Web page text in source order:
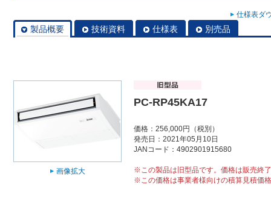
仕様表ダ
製品概要 技術資料 仕様表 別売品
画像拡大
PC-RP45KA17
価格：256,000円（税別）
発売日：2021年05月10日
JANコード：4902901915680
※この製品は旧型品です。価格は販売終
※この価格は事業者様向けの積算見積価